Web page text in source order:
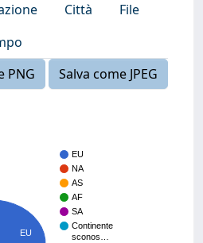
Città
File
PNG
Salva come JPEG
EU
NA
AS
AF
SA
Continente
sconos…
EU